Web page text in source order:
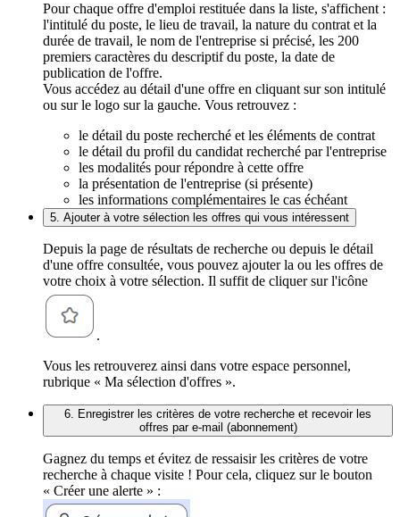
Pour chaque offre d'emploi restituée dans la liste, s'affichent :
l'intitulé du poste, le lieu de travail, la nature du contrat et la
durée de travail, le nom de l'entreprise si précisé, les 200
premiers caractères du descriptif du poste, la date de
publication de l'offre.
Vous accédez au détail d'une offre en cliquant sur son intitulé
ou sur le logo sur la gauche. Vous retrouvez :
le détail du poste recherché et les éléments de contrat
le détail du profil du candidat recherché par l'entreprise
les modalités pour répondre à cette offre
la présentation de l'entreprise (si présente)
les informations complémentaires le cas échéant
5. Ajouter à votre sélection les offres qui vous intéressent
Depuis la page de résultats de recherche ou depuis le détail
d'une offre consultée, vous pouvez ajouter la ou les offres de
votre choix à votre sélection. Il suffit de cliquer sur l'icône
.
Vous les retrouverez ainsi dans votre espace personnel,
rubrique « Ma sélection d'offres ».
6. Enregistrer les critères de votre recherche et recevoir les
offres par e-mail (abonnement)
Gagnez du temps et évitez de ressaisir les critères de votre
recherche à chaque visite ! Pour cela, cliquez sur le bouton
« Créer une alerte » :